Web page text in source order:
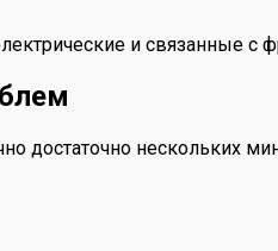
и связанные с
достаточно нескольких